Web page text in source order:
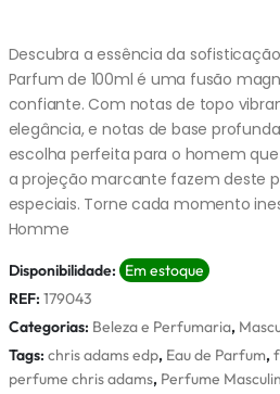
Descubra a essência da
Parfum de 100ml é uma fusão
confiante. Com notas de topo
elegância, e notas de base
escolha perfeita para o homem
a projeção marcante fazem deste
especiais. Torne cada momento
Homme
Disponibilidade: Em estoque
REF: 179043
Categorias: Beleza e Perfumaria,
Tags: chris adams edp, Eau de Parfum,
perfume chris adams, Perfume